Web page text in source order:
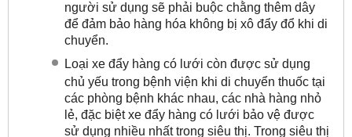
người sử dụng sẽ phải buộc chằng thêm dây
để đảm bảo hàng hóa không bị xô đẩy đổ khi di
chuyển.
Loại xe đẩy hàng có lưới còn được sử dụng
chủ yếu trong bệnh viện khi di chuyển thuốc tại
các phòng bệnh khác nhau, các nhà hàng nhỏ
lẻ, đặc biệt xe đẩy hàng có lưới bảo vệ được
sử dụng nhiều nhất trong siêu thị. Trong siêu thị